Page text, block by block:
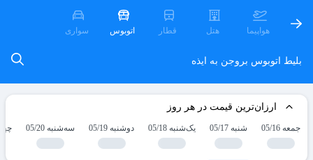
هواپیما هتل قطار اتوبوس سواری
بلیط اتوبوس بروجن به ایذه
ارزان‌ترین قیمت در هر روز
جمعه 05/16 شنبه 05/17 یک‌شنبه 05/18 دوشنبه 05/19 سه‌شنبه 05/20